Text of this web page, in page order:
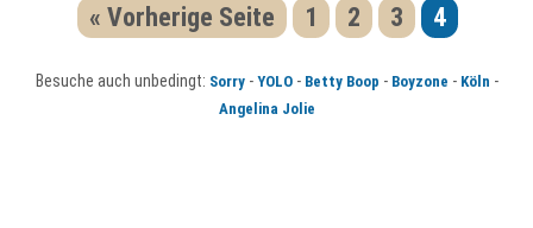
« Vorherige Seite 1 2 3 4
Besuche auch unbedingt: Sorry- YOLO- Betty Boop - Boyzone - Köln -
Angelina Jolie